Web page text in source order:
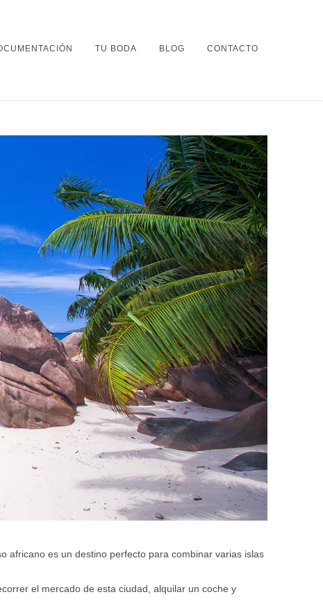
TU BODA BLOG CONTACTO
africano es un destino perfecto para combinar varias islas
el mercado de esta ciudad, alquilar un coche y